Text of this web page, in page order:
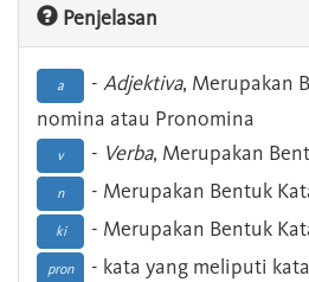
Penjelasan
a - Adjektiva, Merupakan
nomina atau Pronomina
v - Verba, Merupakan
n - Merupakan Bentuk
ki - Merupakan Bentuk
pron
- kata yang meliputi